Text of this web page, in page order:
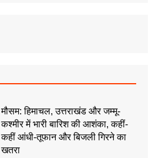
मौसम: हिमाचल, उत्तराखंड और जम्मू-
कश्मीर में भारी बारिश की आशंका, कहीं-
कहीं आंधी-तूफान और बिजली गिरने का
खतरा